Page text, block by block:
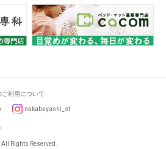
ご利用について
nakabayashi_st
Rights Reserved.